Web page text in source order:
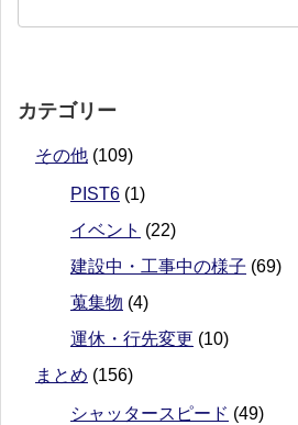
カテゴリー
その他 (109)
PIST6 (1)
イベント (22)
建設中・工事中の様子 (69)
蒐集物 (4)
運休・行先変更 (10)
まとめ (156)
シャッタースピード (49)